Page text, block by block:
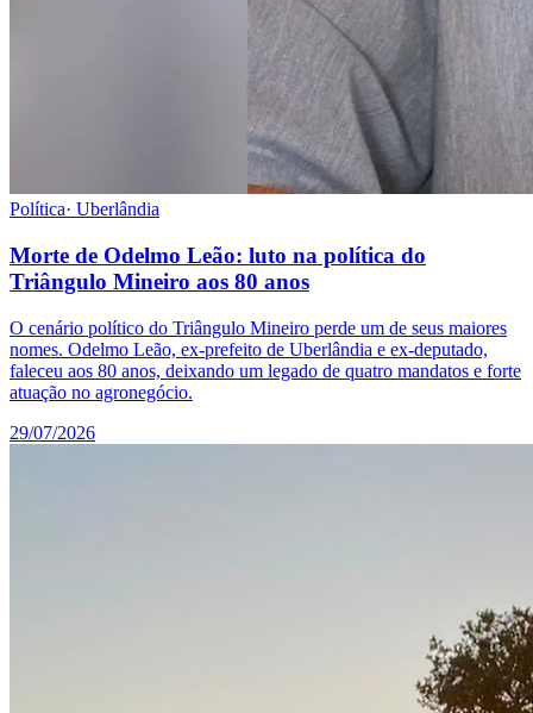
Política· Uberlândia
Morte de Odelmo Leão: luto na política do
Triângulo Mineiro aos 80 anos
O cenário político do Triângulo Mineiro perde um de seus maiores
nomes. Odelmo Leão, ex-prefeito de Uberlândia e ex-deputado,
faleceu aos 80 anos, deixando um legado de quatro mandatos e forte
atuação no agronegócio.
29/07/2026